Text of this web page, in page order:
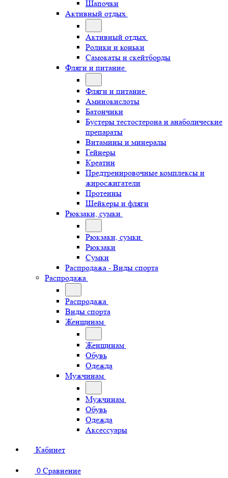
Шапочки
Активный отдых
Активный отдых
Ролики и коньки
Самокаты и скейтборды
Фляги и питание
Фляги и питание
Аминокислоты
Батончики
Бустеры тестостерона и анаболические
препараты
Витамины и минералы
Гейнеры
Креатин
Предтренировочные комплексы и
жиросжигатели
Протеины
Шейкеры и фляги
Рюкзаки, сумки
Рюкзаки, сумки
Рюкзаки
Сумки
Распродажа - Виды спорта
Распродажа
Распродажа
Виды спорта
Женщинам
Женщинам
Обувь
Одежда
Мужчинам
Мужчинам
Обувь
Одежда
Аксессуары
Кабинет
0 Сравнение